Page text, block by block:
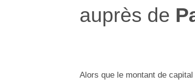
auprès de
Alors que le montant de